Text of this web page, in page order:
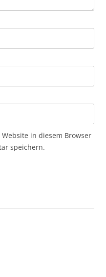
in diesem Browser
speichern.